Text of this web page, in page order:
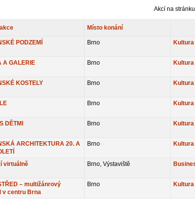
Akcí na stránku
Místo konání
PODZEMÍ Brno Kultura
A GALERIE Brno Kultura
KOSTELY Brno Kultura
Brno Kultura
DĚTMI Brno Kultura
ARCHITEKTURA 20. A
Brno Kultura
virtuálně Brno, Výstaviště
– multižánrový
v centru Brna
Brno Kultura
restaurace, divadla a univerzity. Mimo jiné je
místem, kde si můžete legálně a bezpečně
metropoli naleznete širokou nabídku her od
hráče. V...